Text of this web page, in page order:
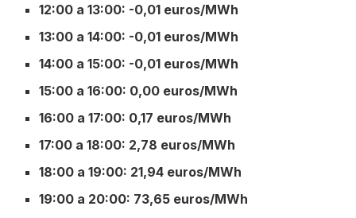
12:00 a 13:00: -0,01 euros/MWh
13:00 a 14:00: -0,01 euros/MWh
14:00 a 15:00: -0,01 euros/MWh
15:00 a 16:00: 0,00 euros/MWh
16:00 a 17:00: 0,17 euros/MWh
17:00 a 18:00: 2,78 euros/MWh
18:00 a 19:00: 21,94 euros/MWh
19:00 a 20:00: 73,65 euros/MWh